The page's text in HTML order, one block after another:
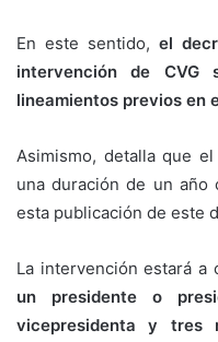
En este sentido, el
intervención de
lineamientos previos en
Asimismo, detalla que
una duración de un
esta publicación de este
La intervención estará a
un presidente o
vicepresidenta y tres